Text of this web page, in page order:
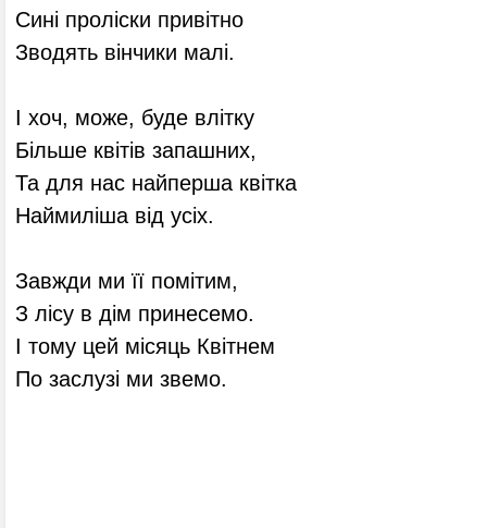
Сині проліски привітно
Зводять вінчики малі.
І хоч, може, буде влітку
Більше квітів запашних,
Та для нас найперша квітка
Наймиліша від усіх.
Завжди ми її помітим,
З лісу в дім принесемо.
І тому цей місяць Квітнем
По заслузі ми звемо.